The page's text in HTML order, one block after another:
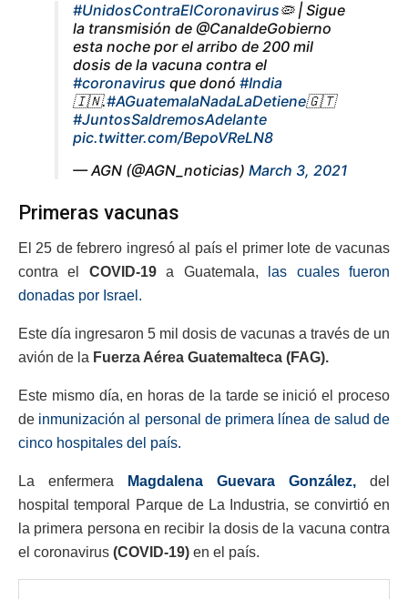
#UnidosContraElCoronavirus🦠 | Sigue
la transmisión de @CanaldeGobierno
esta noche por el arribo de 200 mil
dosis de la vacuna contra el
#coronavirus que donó #India
🇮🇳.#AGuatemalaNadaLaDetiene🇬🇹
#JuntosSaldremosAdelante
pic.twitter.com/BepoVReLN8
— AGN (@AGN_noticias) March 3, 2021
Primeras vacunas
El 25 de febrero ingresó al país el primer lote de vacunas
contra el COVID-19a Guatemala, las cuales fueron
donadas por Israel.
Este día ingresaron 5 mil dosis de vacunas a través de un
avión de la Fuerza Aérea Guatemalteca (FAG).
Este mismo día, en horas de la tarde se inició el proceso
de inmunización al personal de primera línea de salud de
cinco hospitales del país.
La enfermera Magdalena Guevara González, del
hospital temporal Parque de La Industria, se convirtió en
la primera persona en recibir la dosis de la vacuna contra
el coronavirus (COVID-19) en el país.